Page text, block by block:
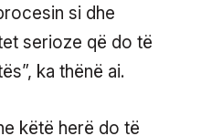
si dhe
serioze që do të
ka thënë ai.
këtë herë do të